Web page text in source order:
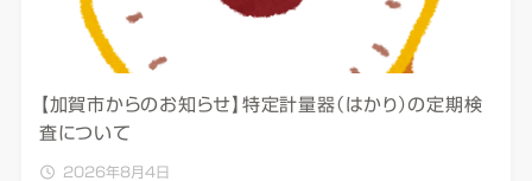
【加賀市からのお知らせ】特定計量器（はかり）の定期検
査について
2026年8月4日